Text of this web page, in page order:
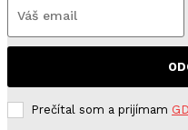
Prečítal som a prijímam